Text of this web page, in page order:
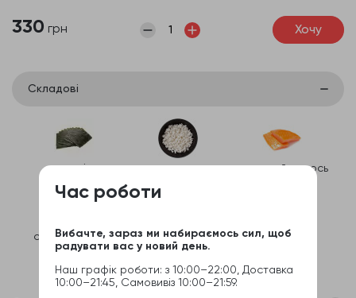
330 грн Хочу
Складові
норі рис копчений лосось
сир вершковий огірок авокадо
Час роботи
Вибачте, зараз ми набираємось сил, щоб
радувати вас у новий день.
Наш графік роботи: з 10:00–22:00, Доставка
10:00–21:45, Самовивіз 10:00–21:59.